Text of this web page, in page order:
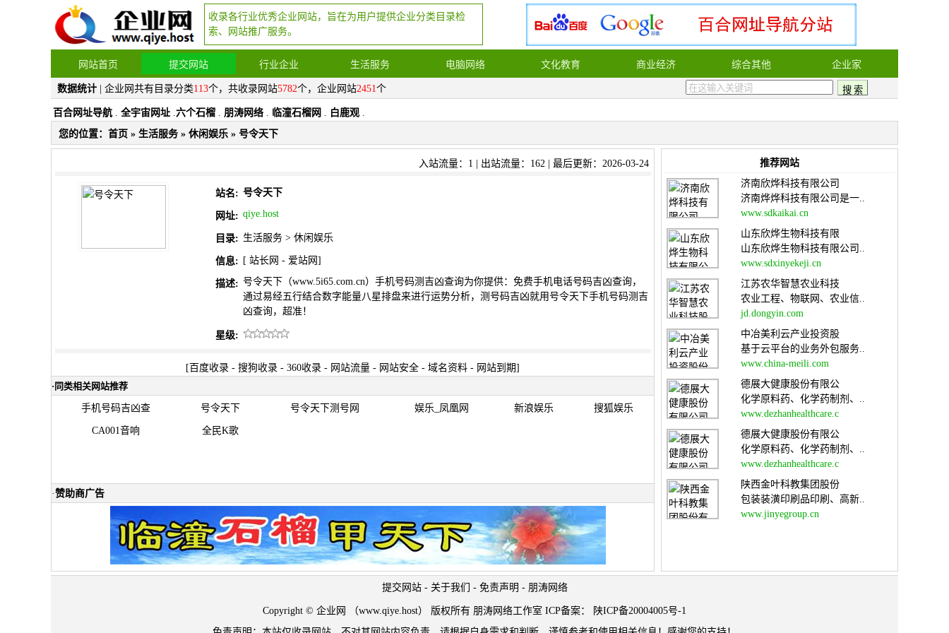
收录各行业优秀企业网站，旨在为用户提供企业分类目录检
索、网站推广服务。
网站首页 提交网站 行业企业 生活服务 电脑网络 文化教育 商业经济 综合其他 企业家
数据统计 | 企业网共有目录分类113个，共收录网站5782个，企业网站2451个
百合网址导航 . 全宇宙网址 .六个石榴 . 朋涛网络 . 临潼石榴网 . 白鹿观 .
您的位置： 首页 » 生活服务 » 休闲娱乐 » 号令天下
入站流量：1 | 出站流量：162 | 最后更新：2026-03-24
站名: 号令天下
网址: qiye.host
目录: 生活服务 > 休闲娱乐
信息: [ 站长网 - 爱站网 ]
描述: 号令天下（www.5i65.com.cn）手机号码测吉凶查询为你提供：免费手机电话号码吉凶查询，
通过易经五行结合数字能量八星排盘来进行运势分析，测号码吉凶就用号令天下手机号码测吉
凶查询，超准！
星级:
[ 百度收录 - 搜狗收录 - 360收录 - 网站流量 - 网站安全 - 域名资料 - 网站到期]
· 同类相关网站推荐
手机号码吉凶查 号令天下 号令天下测号网 娱乐_凤凰网 新浪娱乐 搜狐娱乐
CA001音响 全民K歌
·赞助商广告
推荐网站
济南欣烨科技有限公司
济南烨烨科技有限公司是一..
www.sdkaikai.cn
山东欣烨生物科技有限
山东欣烨生物科技有限公司..
www.sdxinyekeji.cn
江苏农华智慧农业科技
农业工程、物联网、农业信..
jd.dongyin.com
中冶美利云产业投资股
基于云平台的业务外包服务..
www.china-meili.com
德展大健康股份有限公
化学原料药、化学药制剂、..
www.dezhanhealthcare.c
德展大健康股份有限公
化学原料药、化学药制剂、..
www.dezhanhealthcare.c
陕西金叶科教集团股份
包装装潢印刷品印刷、高新..
www.jinyegroup.cn
提交网站 - 关于我们 - 免责声明 - 朋涛网络
Copyright © 企业网 （www.qiye.host） 版权所有 朋涛网络工作室 ICP备案：
陕ICP备20004005号-1